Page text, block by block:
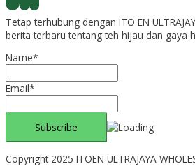
Tetap terhubung dengan ITO EN
berita terbaru tentang teh hijau dan gaya
Name*
Email*
Copyright 2025 ITOEN ULTRAJAYA